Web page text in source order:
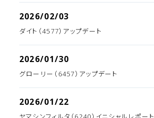
2026/02/03
ダイト（4577）アップデート
2026/01/30
グローリー（6457）アップデート
2026/01/22